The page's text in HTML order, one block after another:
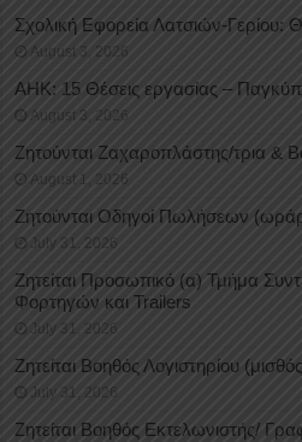
Σχολική Εφορεία Λατσιών-Γερίου:
August 3, 2026
ΑΗΚ: 15 Θέσεις εργασίας –
August 3, 2026
Ζητούνται Ζαχαροπλάστης/τρια &
August 1, 2026
Ζητούνται Οδηγοί Πωλήσεων
July 31, 2026
Ζητείται Προσωπικό (α) Τμήμα
Φορτηγών και Trailers
July 31, 2026
Ζητείται Βοηθός Λογιστηρίου
July 31, 2026
Ζητείται Βοηθός Εκτελωνιστής/